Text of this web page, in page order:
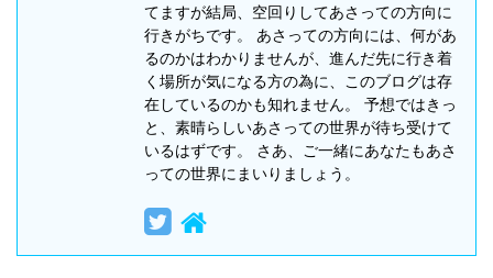
てますが結局、空回りしてあさっての方向に
行きがちです。 あさっての方向には、何があ
るのかはわかりませんが、進んだ先に行き着
く場所が気になる方の為に、このブログは存
在しているのかも知れません。 予想ではきっ
と、素晴らしいあさっての世界が待ち受けて
いるはずです。 さあ、ご一緒にあなたもあさ
っての世界にまいりましょう。